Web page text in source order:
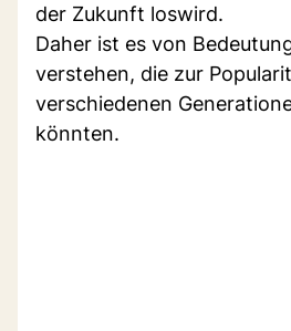
der Zukunft loswird.
Daher ist es von
verstehen, die zur
verschiedenen
könnten.